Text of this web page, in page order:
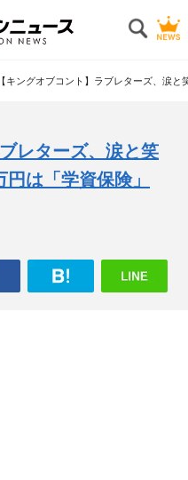
【キングオブコント】ラブレターズ、涙
レターズ、涙と笑
は「学資保険」